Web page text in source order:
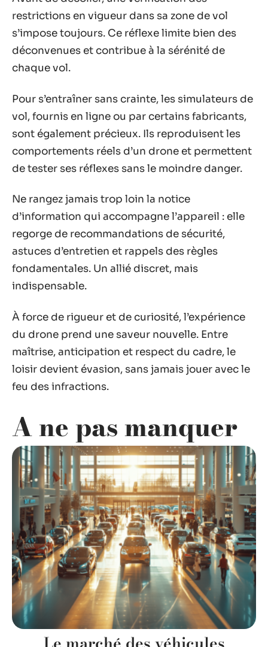
restrictions en vigueur dans sa zone de vol
s’impose toujours. Ce réflexe limite bien des
déconvenues et contribue à la sérénité de
chaque vol.
Pour s’entraîner sans crainte, les simulateurs de
vol, fournis en ligne ou par certains fabricants,
sont également précieux. Ils reproduisent les
comportements réels d’un drone et permettent
de tester ses réflexes sans le moindre danger.
Ne rangez jamais trop loin la notice
d’information qui accompagne l’appareil : elle
regorge de recommandations de sécurité,
astuces d’entretien et rappels des règles
fondamentales. Un allié discret, mais
indispensable.
À force de rigueur et de curiosité, l’expérience
du drone prend une saveur nouvelle. Entre
maîtrise, anticipation et respect du cadre, le
loisir devient évasion, sans jamais jouer avec le
feu des infractions.
A ne pas manquer